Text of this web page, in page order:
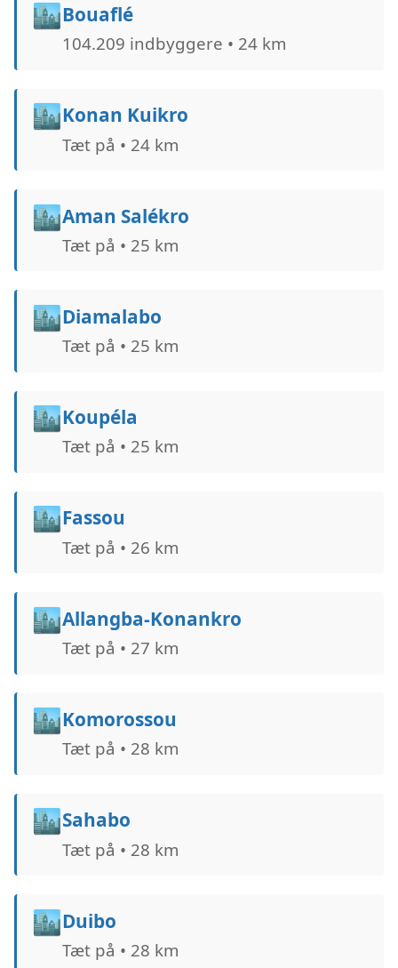
🏙️Bouaflé
104.209 indbyggere • 24 km
🏙️Konan Kuikro
Tæt på • 24 km
🏙️Aman Salékro
Tæt på • 25 km
🏙️Diamalabo
Tæt på • 25 km
🏙️Koupéla
Tæt på • 25 km
🏙️Fassou
Tæt på • 26 km
🏙️Allangba-Konankro
Tæt på • 27 km
🏙️Komorossou
Tæt på • 28 km
🏙️Sahabo
Tæt på • 28 km
🏙️Duibo
Tæt på • 28 km